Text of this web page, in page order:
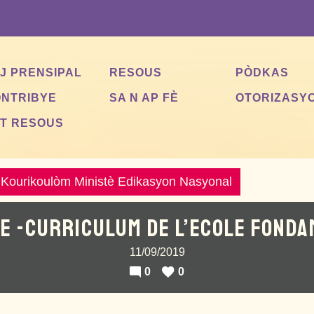
PRENSIPAL RESOUS
PÒDKAS
SA N AP FÈ
RESOUS
Kourikoulòm Ministè Edikasyon Nasyonal
-CURRICULUM DE L’ECOLE
11/09/2019
0 0